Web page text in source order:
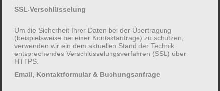
262-L05RL
SSL-Verschlüsselung
Um die Sicherheit Ihrer Daten bei der Übertragung
(beispielsweise bei einer Kontaktanfrage) zu schützen,
verwenden wir ein dem aktuellen Stand der Technik
entsprechendes Verschlüsselungsverfahren (SSL) über
HTTPS.
Email, Kontaktformular & Buchungsanfrage